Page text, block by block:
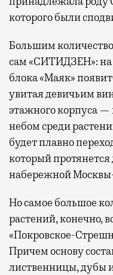
которого были
Большим
сам «СИТИДЗЕН»: на
блока «Маяк»
увитая девичьим
этажного корпуса
небом среди
будет плавно
который протянется
набережной
Но самое большое
растений, конечно,
«Покровское-
Причем основу
лиственницы, дубы